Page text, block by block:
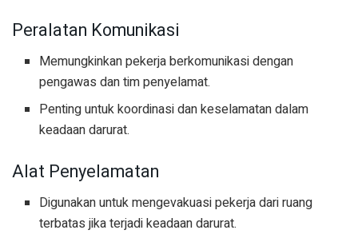
Peralatan Komunikasi
Memungkinkan pekerja berkomunikasi dengan
pengawas dan tim penyelamat.
Penting untuk koordinasi dan keselamatan dalam
keadaan darurat.
Alat Penyelamatan
Digunakan untuk mengevakuasi pekerja dari ruang
terbatas jika terjadi keadaan darurat.